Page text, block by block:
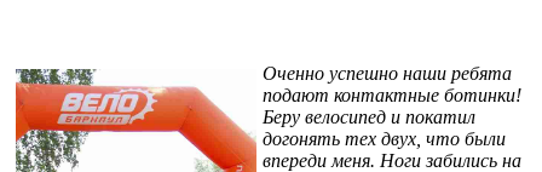
Оченно успешно наши ребята
подают контактные ботинки!
Беру велосипед и покатил
догонять тех двух, что были
впереди меня. Ноги забились на